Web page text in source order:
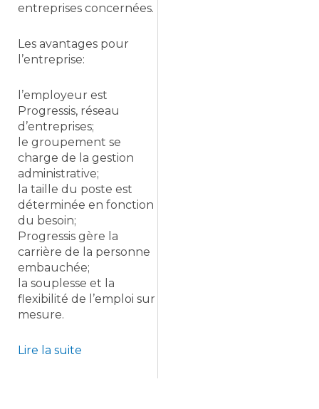
entreprises concernées.
Les avantages pour
l’entreprise:
l’employeur est
Progressis, réseau
d’entreprises;
le groupement se
charge de la gestion
administrative;
la taille du poste est
déterminée en fonction
du besoin;
Progressis gère la
carrière de la personne
embauchée;
la souplesse et la
flexibilité de l’emploi sur
mesure.
Lire la suite